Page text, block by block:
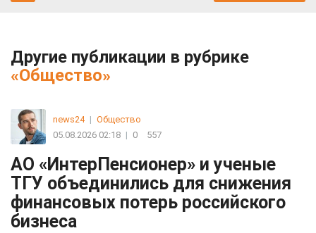
Другие публикации в рубрике
«Общество»
news24 | Общество
05.08.2026 02:18 | 0 557
АО «ИнтерПенсионер» и ученые
ТГУ объединились для снижения
финансовых потерь российского
бизнеса